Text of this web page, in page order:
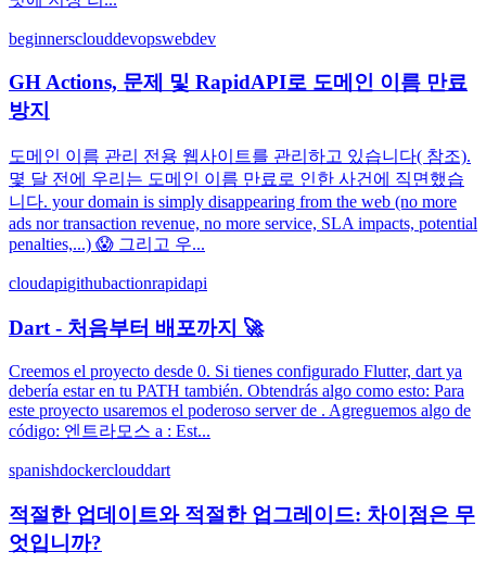
beginnersclouddevopswebdev
GH Actions, 문제 및 RapidAPI로 도메인 이름 만료
방지
도메인 이름 관리 전용 웹사이트를 관리하고 있습니다( 참조).
몇 달 전에 우리는 도메인 이름 만료로 인한 사건에 직면했습
니다. your domain is simply disappearing from the web (no more
ads nor transaction revenue, no more service, SLA impacts, potential
penalties,...) 😱 그리고 우...
cloudapigithubactionrapidapi
Dart - 처음부터 배포까지 🚀
Creemos el proyecto desde 0. Si tienes configurado Flutter, dart ya
debería estar en tu PATH también. Obtendrás algo como esto: Para
este proyecto usaremos el poderoso server de . Agreguemos algo de
código: 엔트라모스 a : Est...
spanishdockerclouddart
적절한 업데이트와 적절한 업그레이드: 차이점은 무
엇입니까?